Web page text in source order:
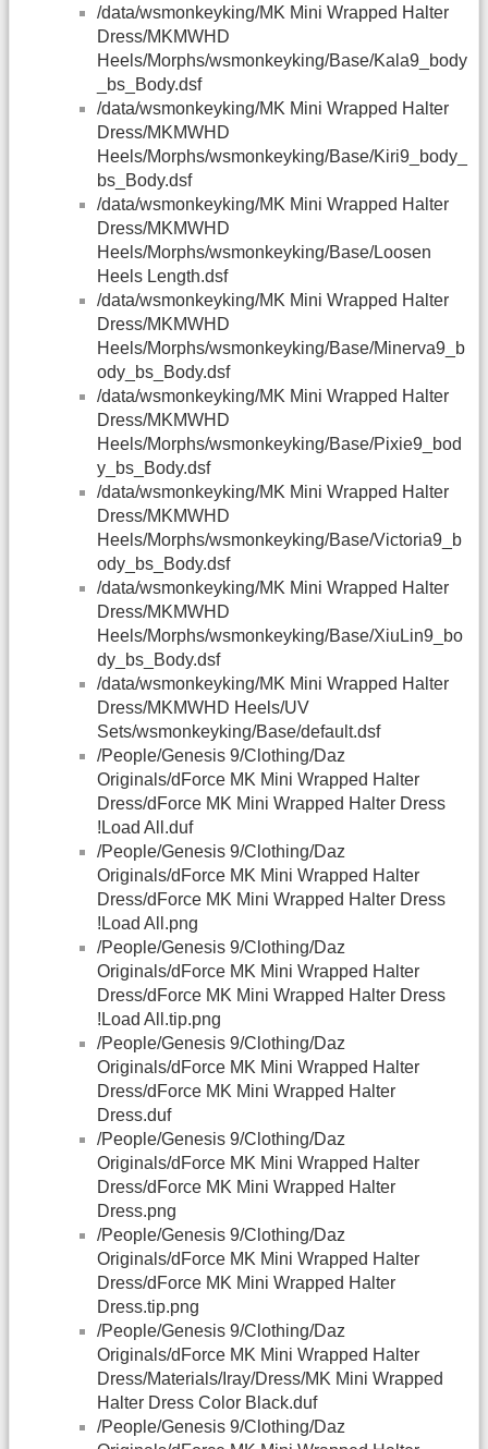
/data/wsmonkeyking/MK Mini Wrapped Halter
Dress/MKMWHD
Heels/Morphs/wsmonkeyking/Base/Kala9_body
_bs_Body.dsf
/data/wsmonkeyking/MK Mini Wrapped Halter
Dress/MKMWHD
Heels/Morphs/wsmonkeyking/Base/Kiri9_body_
bs_Body.dsf
/data/wsmonkeyking/MK Mini Wrapped Halter
Dress/MKMWHD
Heels/Morphs/wsmonkeyking/Base/Loosen
Heels Length.dsf
/data/wsmonkeyking/MK Mini Wrapped Halter
Dress/MKMWHD
Heels/Morphs/wsmonkeyking/Base/Minerva9_b
ody_bs_Body.dsf
/data/wsmonkeyking/MK Mini Wrapped Halter
Dress/MKMWHD
Heels/Morphs/wsmonkeyking/Base/Pixie9_bod
y_bs_Body.dsf
/data/wsmonkeyking/MK Mini Wrapped Halter
Dress/MKMWHD
Heels/Morphs/wsmonkeyking/Base/Victoria9_b
ody_bs_Body.dsf
/data/wsmonkeyking/MK Mini Wrapped Halter
Dress/MKMWHD
Heels/Morphs/wsmonkeyking/Base/XiuLin9_bo
dy_bs_Body.dsf
/data/wsmonkeyking/MK Mini Wrapped Halter
Dress/MKMWHD Heels/UV
Sets/wsmonkeyking/Base/default.dsf
/People/Genesis 9/Clothing/Daz
Originals/dForce MK Mini Wrapped Halter
Dress/dForce MK Mini Wrapped Halter Dress
!Load All.duf
/People/Genesis 9/Clothing/Daz
Originals/dForce MK Mini Wrapped Halter
Dress/dForce MK Mini Wrapped Halter Dress
!Load All.png
/People/Genesis 9/Clothing/Daz
Originals/dForce MK Mini Wrapped Halter
Dress/dForce MK Mini Wrapped Halter Dress
!Load All.tip.png
/People/Genesis 9/Clothing/Daz
Originals/dForce MK Mini Wrapped Halter
Dress/dForce MK Mini Wrapped Halter
Dress.duf
/People/Genesis 9/Clothing/Daz
Originals/dForce MK Mini Wrapped Halter
Dress/dForce MK Mini Wrapped Halter
Dress.png
/People/Genesis 9/Clothing/Daz
Originals/dForce MK Mini Wrapped Halter
Dress/dForce MK Mini Wrapped Halter
Dress.tip.png
/People/Genesis 9/Clothing/Daz
Originals/dForce MK Mini Wrapped Halter
Dress/Materials/Iray/Dress/MK Mini Wrapped
Halter Dress Color Black.duf
/People/Genesis 9/Clothing/Daz